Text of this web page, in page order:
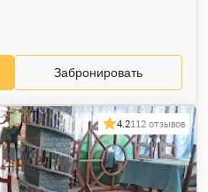
Забронировать
4.2112 отзывов